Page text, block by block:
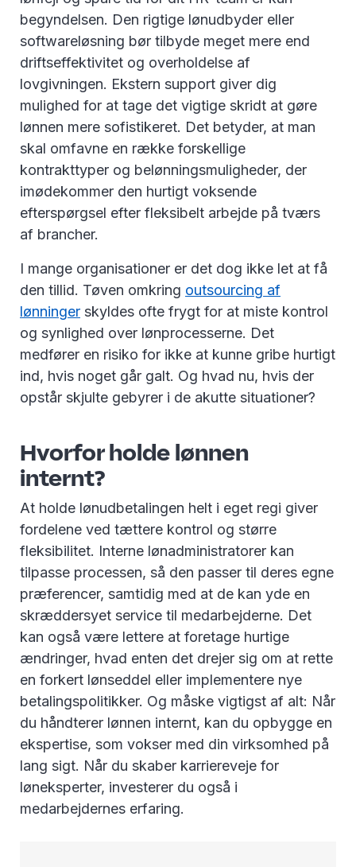
begyndelsen. Den rigtige lønudbyder eller
softwareløsning bør tilbyde meget mere end
driftseffektivitet og overholdelse af
lovgivningen. Ekstern support giver dig
mulighed for at tage det vigtige skridt at gøre
lønnen mere sofistikeret. Det betyder, at man
skal omfavne en række forskellige
kontrakttyper og belønningsmuligheder, der
imødekommer den hurtigt voksende
efterspørgsel efter fleksibelt arbejde på tværs
af brancher.
I mange organisationer er det dog ikke let at få
den tillid. Tøven omkring outsourcing af
lønninger skyldes ofte frygt for at miste kontrol
og synlighed over lønprocesserne. Det
medfører en risiko for ikke at kunne gribe hurtigt
ind, hvis noget går galt. Og hvad nu, hvis der
opstår skjulte gebyrer i de akutte situationer?
Hvorfor holde lønnen
internt?
At holde lønudbetalingen helt i eget regi giver
fordelene ved tættere kontrol og større
fleksibilitet. Interne lønadministratorer kan
tilpasse processen, så den passer til deres egne
præferencer, samtidig med at de kan yde en
skræddersyet service til medarbejderne. Det
kan også være lettere at foretage hurtige
ændringer, hvad enten det drejer sig om at rette
en forkert lønseddel eller implementere nye
betalingspolitikker. Og måske vigtigst af alt: Når
du håndterer lønnen internt, kan du opbygge en
ekspertise, som vokser med din virksomhed på
lang sigt. Når du skaber karriereveje for
løneksperter, investerer du også i
medarbejdernes erfaring.